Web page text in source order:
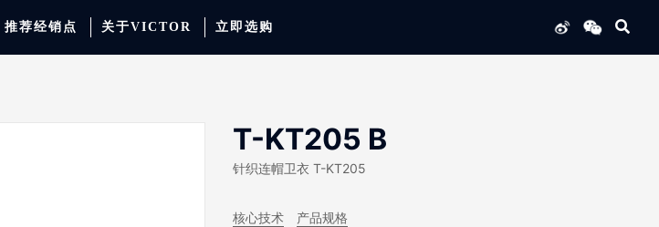
推荐经销点 关于VICTOR 立即选购
T-KT205 B
针织连帽卫衣 T-KT205
核心技术 产品规格